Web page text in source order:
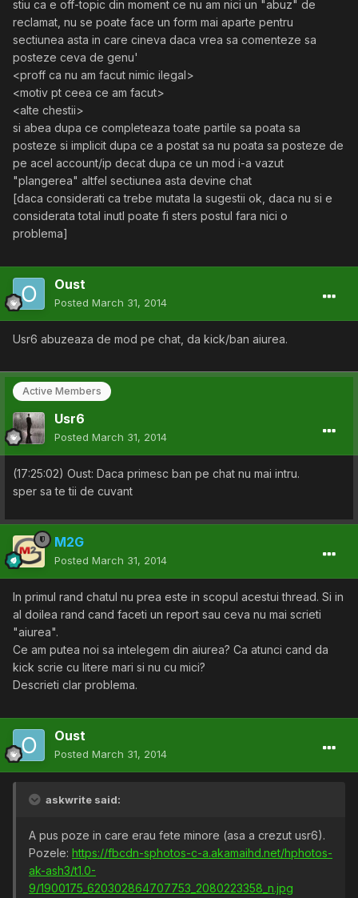
stiu ca e off-topic din moment ce nu am nici un "abuz" de
reclamat, nu se poate face un form mai aparte pentru
sectiunea asta in care cineva daca vrea sa comenteze sa
posteze ceva de genu'
<proff ca nu am facut nimic ilegal>
<motiv pt ceea ce am facut>
<alte chestii>
si abea dupa ce completeaza toate partile sa poata sa
posteze si implicit dupa ce a postat sa nu poata sa posteze de
pe acel account/ip decat dupa ce un mod i-a vazut
"plangerea" altfel sectiunea asta devine chat
[daca considerati ca trebe mutata la sugestii ok, daca nu si e
considerata total inutl poate fi sters postul fara nici o
problema]
Oust
Posted March 31, 2014
Usr6 abuzeaza de mod pe chat, da kick/ban aiurea.
Active Members
Usr6
Posted March 31, 2014
(17:25:02) Oust: Daca primesc ban pe chat nu mai intru.
sper sa te tii de cuvant
M2G
Posted March 31, 2014
In primul rand chatul nu prea este in scopul acestui thread. Si in
al doilea rand cand faceti un report sau ceva nu mai scrieti
"aiurea".
Ce am putea noi sa intelegem din aiurea? Ca atunci cand da
kick scrie cu litere mari si nu cu mici?
Descrieti clar problema.
Oust
Posted March 31, 2014
askwrite said:
A pus poze in care erau fete minore (asa a crezut usr6).
Pozele: https://fbcdn-sphotos-c-a.akamaihd.net/hphotos-
ak-ash3/t1.0-
9/1900175_620302864707753_2080223358_n.jpg